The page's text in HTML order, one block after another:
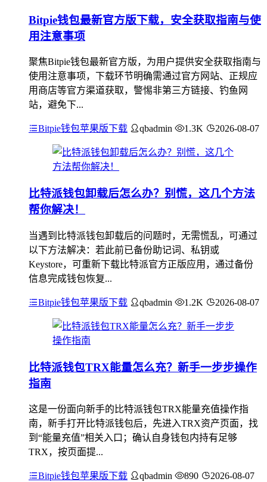
Bitpie钱包最新官方版下载，安全获取指南与使
用注意事项
聚焦Bitpie钱包最新官方版，为用户提供安全获取指南与
使用注意事项，下载环节明确需通过官方网站、正规应
用商店等官方渠道获取，警惕非第三方链接、钓鱼网
站，避免下...
Bitpie钱包苹果版下载 qbadmin 1.3K 2026-08-07
比特派钱包卸载后怎么办？别慌，这几个方法
帮你解决！
当遇到比特派钱包卸载后的问题时，无需慌乱，可通过
以下方法解决：若此前已备份助记词、私钥或
Keystore，可重新下载比特派官方正版应用，通过备份
信息完成钱包恢复...
Bitpie钱包苹果版下载 qbadmin 1.2K 2026-08-07
比特派钱包TRX能量怎么充？新手一步步操作
指南
这是一份面向新手的比特派钱包TRX能量充值操作指
南，新手打开比特派钱包后，先进入TRX资产页面，找
到“能量充值”相关入口；确认自身钱包内持有足够
TRX，按页面提...
Bitpie钱包苹果版下载 qbadmin 890 2026-08-07